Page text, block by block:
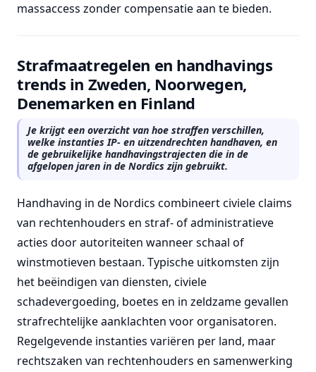
massaccess zonder compensatie aan te bieden.
Strafmaatregelen en handhavings
trends in Zweden, Noorwegen,
Denemarken en Finland
Je krijgt een overzicht van hoe straffen verschillen,
welke instanties IP- en uitzendrechten handhaven, en
de gebruikelijke handhavingstrajecten die in de
afgelopen jaren in de Nordics zijn gebruikt.
Handhaving in de Nordics combineert civiele claims
van rechtenhouders en straf- of administratieve
acties door autoriteiten wanneer schaal of
winstmotieven bestaan. Typische uitkomsten zijn
het beëindigen van diensten, civiele
schadevergoeding, boetes en in zeldzame gevallen
strafrechtelijke aanklachten voor organisatoren.
Regelgevende instanties variëren per land, maar
rechtszaken van rechtenhouders en samenwerking